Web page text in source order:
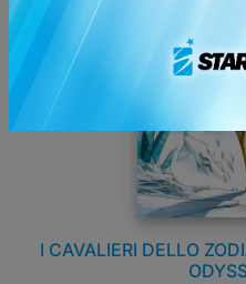
I CAVALIERI DELLO